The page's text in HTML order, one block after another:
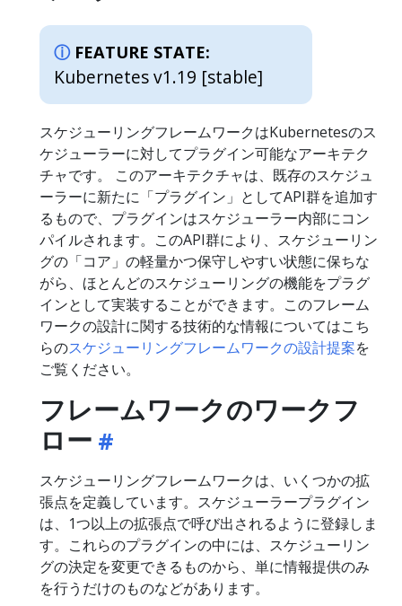
FEATURE STATE:
Kubernetes v1.19 [stable]
スケジューリングフレームワークはKubernetesのス
ケジューラーに対してプラグイン可能なアーキテク
チャです。 このアーキテクチャは、既存のスケジュ
ーラーに新たに「プラグイン」としてAPI群を追加す
るもので、プラグインはスケジューラー内部にコン
パイルされます。このAPI群により、スケジューリン
グの「コア」の軽量かつ保守しやすい状態に保ちな
がら、ほとんどのスケジューリングの機能をプラグ
インとして実装することができます。このフレーム
ワークの設計に関する技術的な情報についてはこち
らのスケジューリングフレームワークの設計提案を
ご覧ください。
フレームワークのワークフ
ロー
スケジューリングフレームワークは、いくつかの拡
張点を定義しています。スケジューラープラグイン
は、1つ以上の拡張点で呼び出されるように登録しま
す。これらのプラグインの中には、スケジューリン
グの決定を変更できるものから、単に情報提供のみ
を行うだけのものなどがあります。